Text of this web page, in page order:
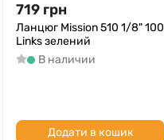
719 грн
Ланцюг Mission 510 1/8" 100
Links зелений
В наличии
Додати в кошик